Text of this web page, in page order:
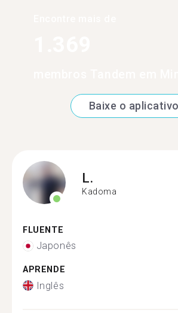
Baixe o aplicativo
L.
Kadoma
FLUENTE
Japonês
APRENDE
Inglês